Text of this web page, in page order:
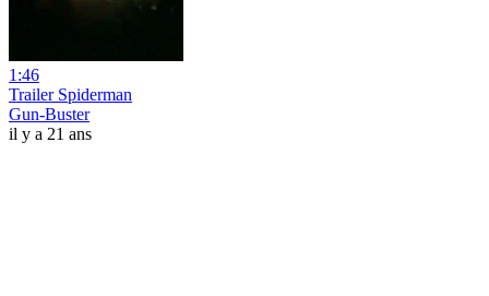
1:46
Trailer Spiderman
Gun-Buster
il y a 21 ans